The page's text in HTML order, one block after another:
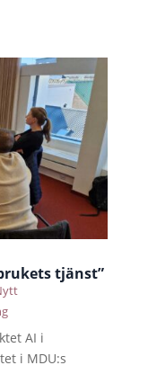
tjänst”
AI i
i MDU:s